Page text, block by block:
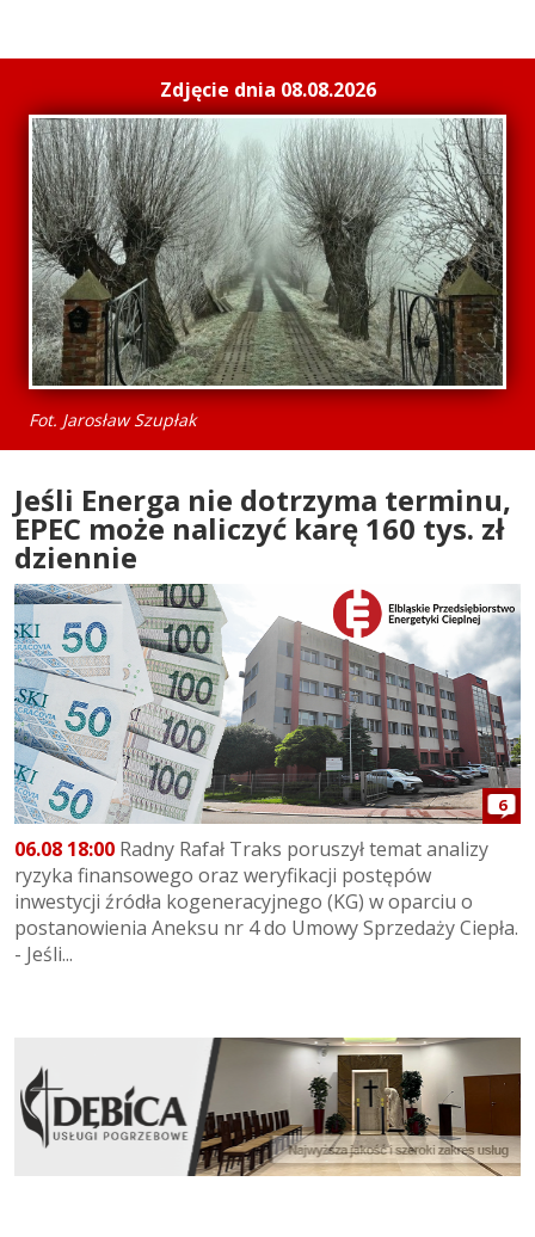
Zdjęcie dnia 08.08.2026
Fot. Jarosław Szupłak
Jeśli Energa nie dotrzyma terminu,
EPEC może naliczyć karę 160 tys. zł
dziennie
6
06.08 18:00 Radny Rafał Traks poruszył temat analizy
ryzyka finansowego oraz weryfikacji postępów
inwestycji źródła kogeneracyjnego (KG) w oparciu o
postanowienia Aneksu nr 4 do Umowy Sprzedaży Ciepła.
- Jeśli...